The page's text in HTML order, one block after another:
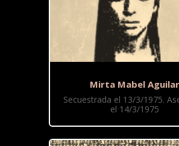
Mirta Mabel Aguilar
Secuestrada el 13/3/1975.
el 14/3/1975